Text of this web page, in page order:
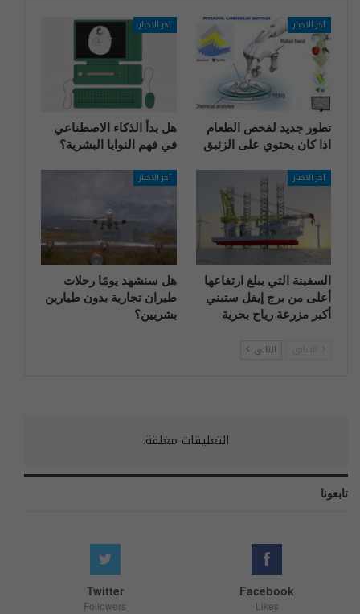
آخر الاخبار
تطور جديد لفحص الطعام
اذا كان يحتوي على الزئبق
آخر الاخبار
هل بدأ الذكاء الاصطناعي
في فهم النوايا البشرية؟
آخر الاخبار
السفينة التي يبلغ ارتفاعها
أعلى من برج إيفل ستبني
أكبر مزرعة رياح بحرية
آخر الاخبار
هل سنشهد يومًا رحلات
طيران تجارية بدون طيارين
بشريين؟
التالي
التعليقات مغلقة.
تابعونا
Facebook
Likes
Twitter
Followers